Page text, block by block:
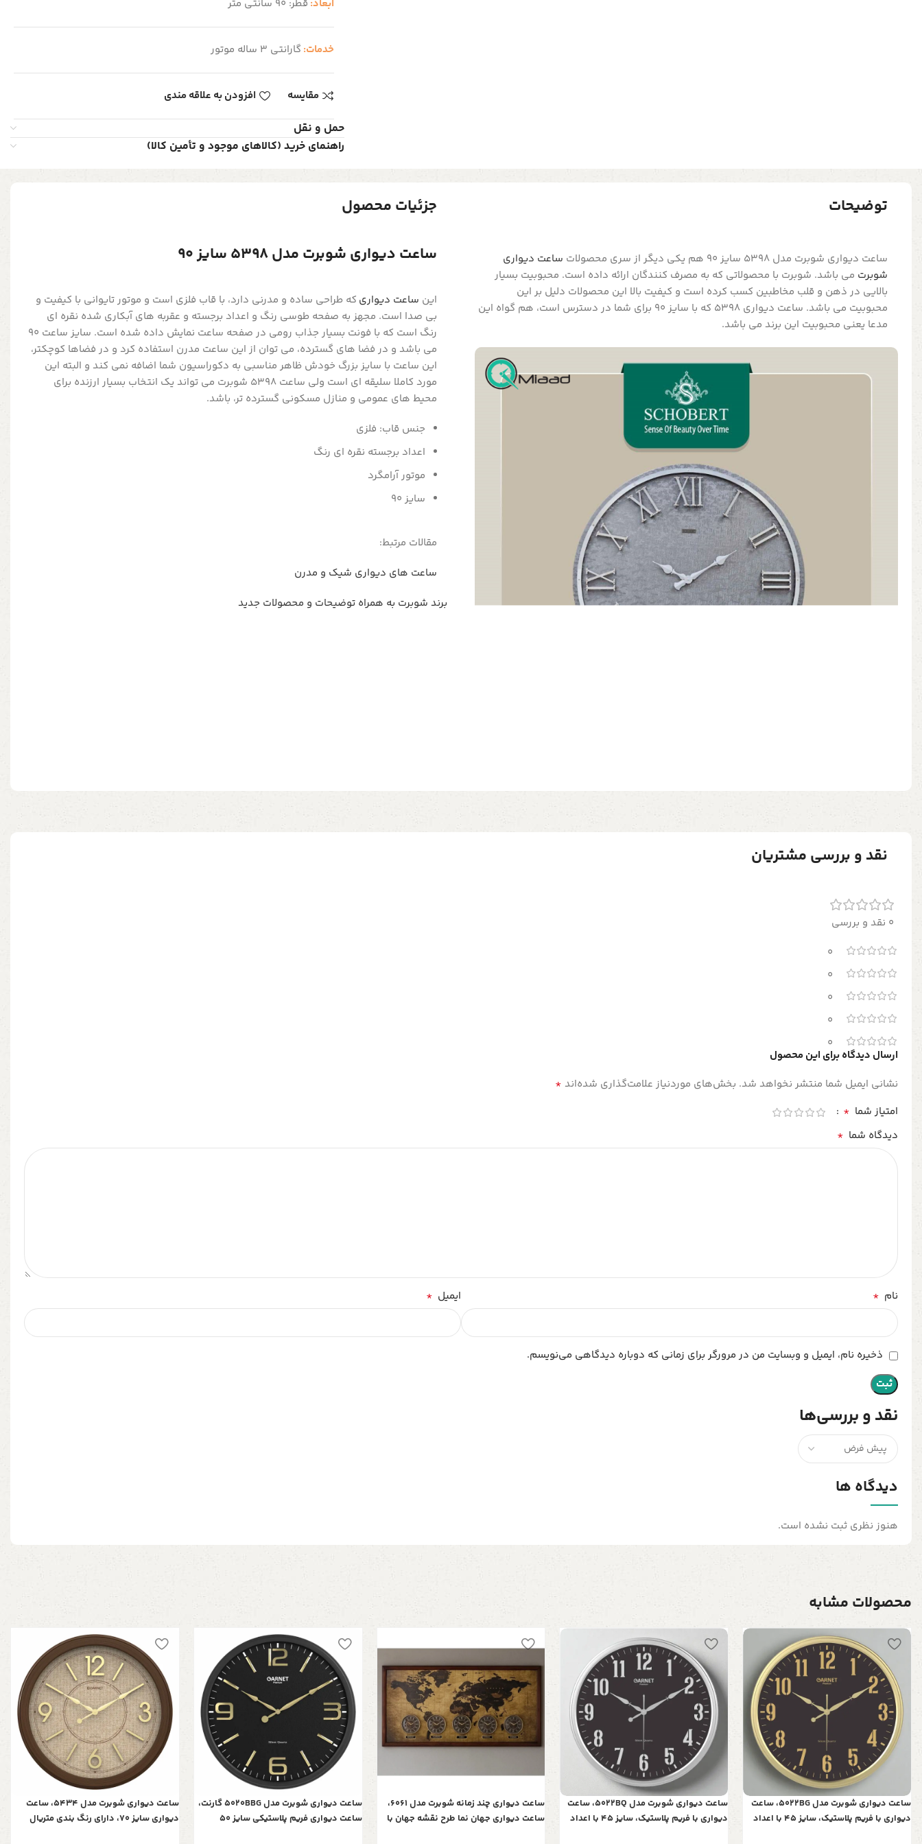
ابعاد: قطر: 90 سانتی متر
خدمات: گارانتی 3 ساله موتور
مقایسه افزودن به علاقه مندی
حمل و نقل
راهنمای خرید (کالاهای موجود و تأمین کالا)
توضیحات
ساعت دیواری شوبرت مدل 5398 سایز 90 هم یکی دیگر از سری محصولات
ساعت دیواری
شوبرت می باشد. شوبرت با محصولاتی که به مصرف کنندگان ارائه داده است. محبوبیت بسیار
بالایی در ذهن و قلب مخاطبین کسب کرده است و کیفیت بالا این محصولات دلیل بر این
محبوبیت می باشد. ساعت دیواری 5398 که با سایز 90 برای شما در دسترس است، هم گواه این
مدعا یعنی محبوبیت این برند می باشد.
جزئیات محصول
ساعت دیواری شوبرت مدل 5398 سایز 90
این ساعت دیواری که طراحی ساده و مدرنی دارد، با قاب فلزی است و موتور تایوانی با کیفیت و
بی صدا است. مجهز به صفحه طوسی رنگ و اعداد برجسته و عقربه های آبکاری شده نقره ای
رنگ است که با فونت بسیار جذاب رومی در صفحه ساعت نمایش داده شده است. سایز ساعت 90
می باشد و در فضا های گسترده، می توان از این ساعت مدرن استفاده کرد و در فضاها کوچکتر،
این ساعت با سایز بزرگ خودش ظاهر مناسبی به دکوراسیون شما اضافه نمی کند و البته این
مورد کاملا سلیقه ای است ولی ساعت 5398 شوبرت می تواند یک انتخاب بسیار ارزنده برای
محیط های عمومی و منازل مسکونی گسترده تر، باشد.
جنس قاب: فلزی
اعداد برجسته نقره ای رنگ
موتور آرامگرد
سایز 90
مقالات مرتبط:
ساعت های دیواری شیک و مدرن
برند شوبرت به همراه توضیحات و محصولات جدید
نقد و بررسی مشتریان
0 نقد و بررسی
0
0
0
0
0
نقد و بررسی‌ها
دیدگاه ها
هنوز نظری ثبت نشده است.
ارسال دیدگاه برای این محصول
نشانی ایمیل شما منتشر نخواهد شد. بخش‌های موردنیاز علامت‌گذاری شده‌اند *
امتیاز شما *
دیدگاه شما *
نام * ایمیل *
ذخیره نام، ایمیل و وبسایت من در مرورگر برای زمانی که دوباره دیدگاهی می‌نویسم.
محصولات مشابه
ساعت دیواری شوبرت مدل 5022BG، ساعت
دیواری با فریم پلاستیک، سایز 45 با اعداد
ساعت دیواری شوبرت مدل 5022BQ، ساعت
دیواری با فریم پلاستیک، سایز 45 با اعداد
ساعت دیواری چند زمانه شوبرت مدل 6061،
ساعت دیواری جهان نما طرح نقشه جهان با
ساعت دیواری شوبرت مدل 5020BBG گارنت،
ساعت دیواری فریم پلاستیکی سایز 50
ساعت دیواری شوبرت مدل 5434، ساعت
دیواری سایز 70، دارای رنگ بندی متریال